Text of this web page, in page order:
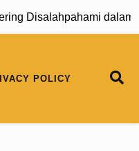
dalam
POLICY